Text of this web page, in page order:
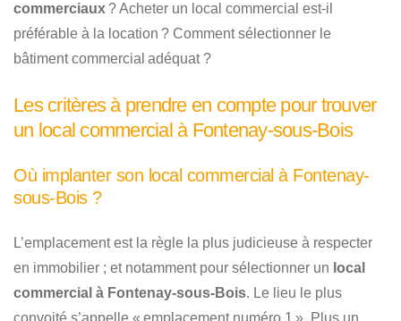
commerciaux ? Acheter un local commercial est-il
préférable à la location ? Comment sélectionner le
bâtiment commercial adéquat ?
Les critères à prendre en compte pour trouver
un local commercial à Fontenay-sous-Bois
Où implanter son local commercial à Fontenay-
sous-Bois ?
L’emplacement est la règle la plus judicieuse à respecter
en immobilier ; et notamment pour sélectionner un local
commercial à Fontenay-sous-Bois. Le lieu le plus